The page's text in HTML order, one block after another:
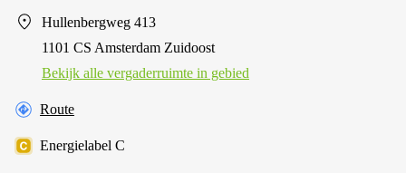
Hullenbergweg 413
1101 CS Amsterdam Zuidoost
Bekijk alle vergaderruimte in gebied
Route
Energielabel C